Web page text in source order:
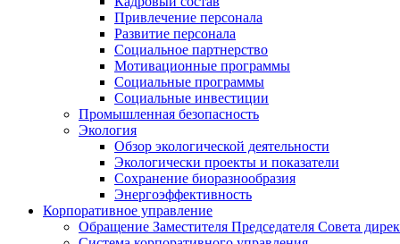
Привлечение персонала
Развитие персонала
Социальное партнерство
Мотивационные программы
Социальные программы
Социальные инвестиции
Промышленная безопасность
Экология
Обзор экологической деятельности
Экологически проекты и показатели
Сохранение биоразнообразия
Энергоэффективность
Корпоративное управление
Обращение Заместителя Председателя Совета